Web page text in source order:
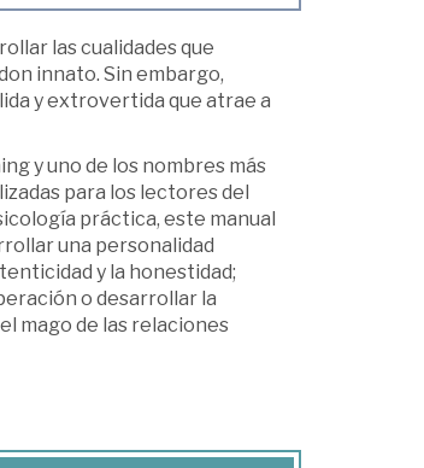
las cualidades que
innato. Sin embargo,
y extrovertida que atrae a
y uno de los nombres más
para los lectores del
práctica, este manual
una personalidad
y la honestidad;
o desarrollar la
mago de las relaciones